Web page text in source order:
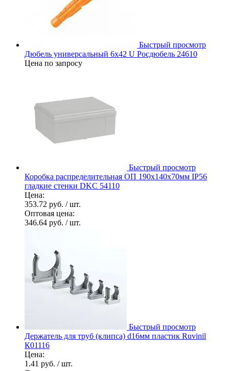
Быстрый просмотр
Дюбель универсальный 6х42 U Росдюбель 24610
Цена по запросу
Быстрый просмотр
Коробка распределительная ОП 190х140х70мм IP56
гладкие стенки DKC 54110
Цена:
353.72 руб. / шт.
Оптовая цена:
346.64 руб. / шт.
Быстрый просмотр
Держатель для труб (клипса) d16мм пластик Ruvinil
К01116
Цена:
1.41 руб. / шт.